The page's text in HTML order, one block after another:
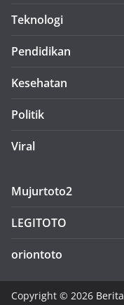
Teknologi
Pendidikan
Kesehatan
Politik
Viral
Mujurtoto2
LEGITOTO
oriontoto
Copyright © 2026